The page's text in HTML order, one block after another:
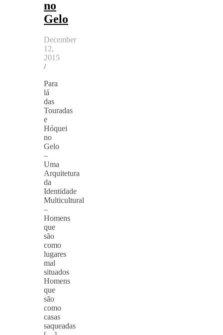
no
Gelo
December
12,
2015
/
Para
lá
das
Touradas
e
Hóquei
no
Gelo
–
Uma
Arquitetura
da
Identidade
Multicultural
–
Homens
que
são
como
lugares
mal
situados
Homens
que
são
como
casas
saqueadas